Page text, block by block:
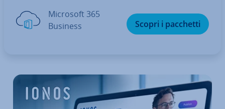
Microsoft 365
Business
Scopri i pacchetti